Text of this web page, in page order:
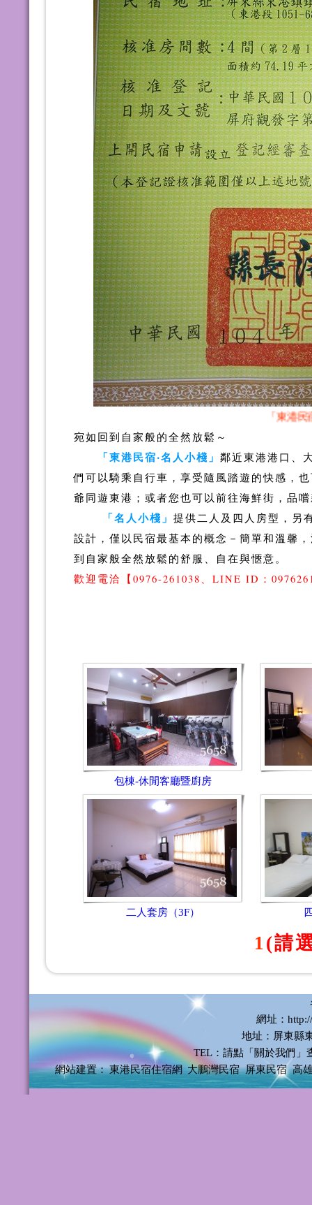
「東港民宿
宛如回到自家般的全然放鬆～
「東港民宿‧名人小棧」 鄰近東港港口、
們可以騎乘自行車，享受隨風踏遊的快感，
爺同遊東港；或者您也可以前往海鮮街，品
「名人小棧」 提供二人及四人房型，另
設計，僅以民宿最基本的概念－簡單和溫馨
到自家般全然放鬆的舒服、自在與愜意。
歡迎電洽【0976-261038、LINE ID：
包棟-休閒客廳暨廚房
二人套房（3F）
1(請
網址：
地址：屏東縣
TEL：請點「關於我們」
網站建置：東港民宿住宿網 大鵬灣民宿 屏東民宿 高